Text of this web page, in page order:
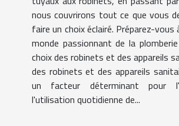
nous couvrirons tout ce que vous
faire un choix éclairé. Préparez-vous
monde passionnant de la
choix des robinets et des appareils
des robinets et des appareils
un facteur déterminant pour
l'utilisation quotidienne de...